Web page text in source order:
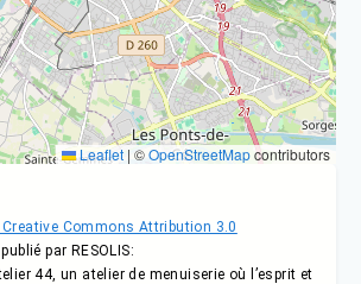
Leaflet | ©OpenStreetMapcontributors
Creative Commons Attribution 3.0
par RESOLIS:
44, un atelier de menuiserie où l’esprit et